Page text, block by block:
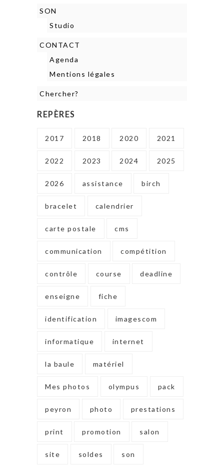
SON
Studio
CONTACT
Agenda
Mentions légales
Chercher?
REPÈRES
2017 2018 2020 2021
2022 2023 2024 2025
2026 assistance birch
bracelet calendrier
carte postale cms
communication compétition
contrôle course deadline
enseigne fiche
identification imagescom
informatique internet
la baule matériel
Mes photos olympus pack
peyron photo prestations
print promotion salon
site soldes son